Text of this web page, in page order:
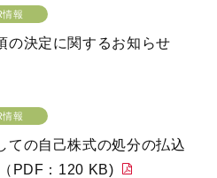
情報
の決定に関するお知らせ
情報
ての自己株式の処分の払込
PDF：120 KB)